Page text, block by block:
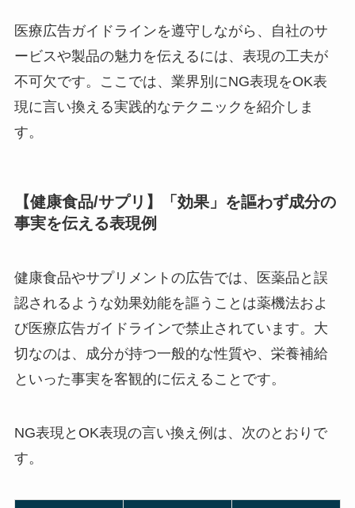
医療広告ガイドラインを遵守しながら、自社のサ
ービスや製品の魅力を伝えるには、表現の工夫が
不可欠です。ここでは、業界別にNG表現をOK表
現に言い換える実践的なテクニックを紹介しま
す。
【健康食品/サプリ】「効果」を謳わず成分の
事実を伝える表現例
健康食品やサプリメントの広告では、医薬品と誤
認されるような効果効能を謳うことは薬機法およ
び医療広告ガイドラインで禁止されています。大
切なのは、成分が持つ一般的な性質や、栄養補給
といった事実を客観的に伝えることです。
NG表現とOK表現の言い換え例は、次のとおりで
す。